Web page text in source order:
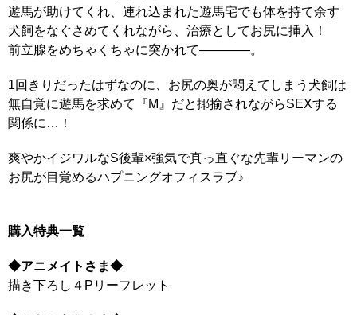
遊馬が助けてくれ、連れ込まれた遊馬宅でも体を持て余す
犬飼をなぐさめてくれながら、治療としてお尻に挿入！
前立腺をめちゃくちゃに突かれて――――。
1回きりだったはずなのに、お尻の奥が悶えてしまう犬飼は
無自覚に遊馬を求めて『M』だと揶揄されながらSEXする
関係に…！
爽やかイジワルなS後輩×強気で真っ直ぐな先輩リーマンの
お尻が目覚めるハプニングオフィスラブ♪
購入特典一覧
◆アニメイトさま◆
描き下ろし４Pリーフレット